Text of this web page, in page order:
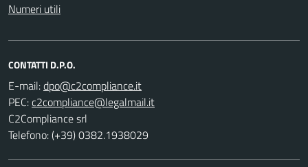
Numeri utili
CONTATTI D.P.O.
E-mail:
PEC:
C2Compliance srl
Telefono: (+39) 0382.1938029